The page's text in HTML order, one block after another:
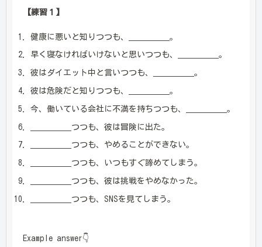
【練習１】
健康に悪いと知りつつも、＿＿＿＿＿。
早く寝なければいけないと思いつつも、＿＿＿＿＿。
彼はダイエット中と言いつつも、＿＿＿＿＿。
彼は危険だと知りつつも、＿＿＿＿＿。
今、働いている会社に不満を持ちつつも、＿＿＿＿＿。
＿＿＿＿＿つつも、彼は冒険に出た。
＿＿＿＿＿つつも、やめることができない。
＿＿＿＿＿つつも、いつもすぐ諦めてしまう。
＿＿＿＿＿つつも、彼は挑戦をやめなかった。
＿＿＿＿＿つつも、SNSを見てしまう。
Example answer👇